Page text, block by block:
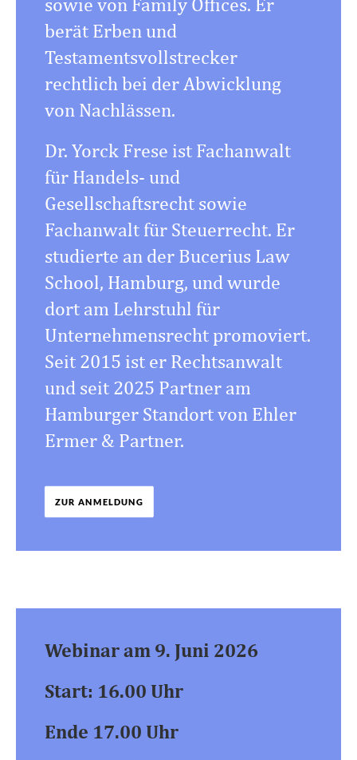
berät Erben und
Testamentsvollstrecker
rechtlich bei der Abwicklung
von Nachlässen.
Dr. Yorck Frese ist Fachanwalt
für Handels- und
Gesellschaftsrecht sowie
Fachanwalt für Steuerrecht. Er
studierte an der Bucerius Law
School, Hamburg, und wurde
dort am Lehrstuhl für
Unternehmensrecht promoviert.
Seit 2015 ist er Rechtsanwalt
und seit 2025 Partner am
Hamburger Standort von Ehler
Ermer & Partner.
ZUR ANMELDUNG
Webinar am 9. Juni 2026
Start: 16.00 Uhr
Ende 17.00 Uhr